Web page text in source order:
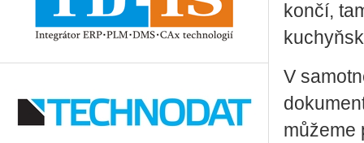
končí,
V
můžeme